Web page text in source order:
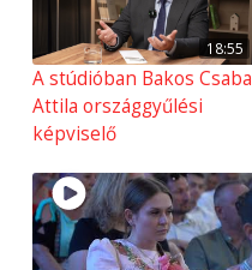
18:55
A stúdióban Bakos Csaba
Attila országgyűlési
képviselő